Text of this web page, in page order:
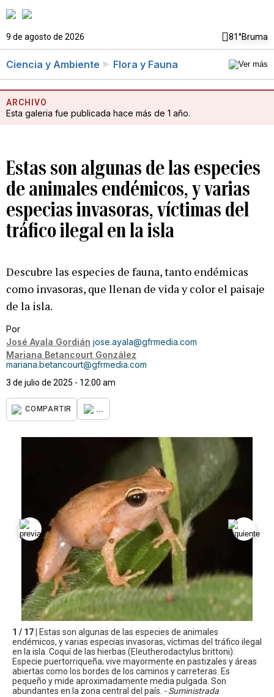
9 de agosto de 2026 81°Bruma
Ciencia y Ambiente Flora y Fauna
ARCHIVO
Esta galeria fue publicada hace más de 1 año.
Estas son algunas de las especies
de animales endémicos, y varias
especias invasoras, víctimas del
tráfico ilegal en la isla
Descubre las especies de fauna, tanto endémicas
como invasoras, que llenan de vida y color el paisaje
de la isla.
Por
José Ayala Gordián jose.ayala@gfrmedia.com
Mariana Betancourt González
mariana.betancourt@gfrmedia.com
3 de julio de 2025 - 12:00 am
COMPARTIR ...
1 / 17 |
Estas son algunas de las especies de animales
endémicos, y varias especias invasoras, víctimas del tráfico ilegal
en la isla. Coquí de las hierbas (Eleutherodactylus brittoni):
Especie puertorriqueña; vive mayormente en pastizales y áreas
abiertas como los bordes de los caminos y carreteras. Es
pequeño y mide aproximadamente media pulgada. Son
abundantes en la zona central del país. - Suministrada